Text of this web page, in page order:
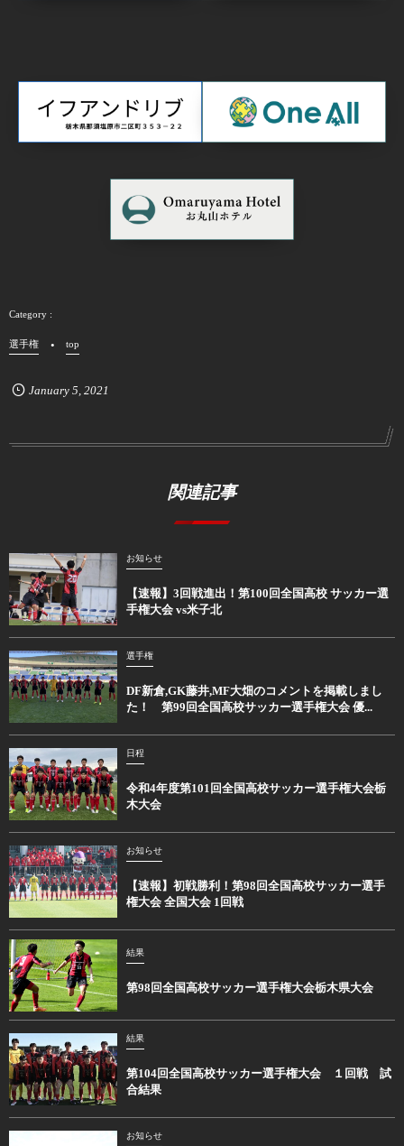
選手権 top
January 5, 2021
関連記事
お知らせ
【速報】3回戦進出！第100回全国高校 サッカー選
手権大会 vs米子北
選手権
DF新倉,GK藤井,MF大畑のコメントを掲載しまし
た！ 第99回全国高校サッカー選手権大会 優...
日程
令和4年度第101回全国高校サッカー選手権大会栃
木大会
お知らせ
【速報】初戦勝利！第98回全国高校サッカー選手
権大会 全国大会 1回戦
結果
第98回全国高校サッカー選手権大会栃木県大会
結果
第104回全国高校サッカー選手権大会 １回戦 試
合結果
お知らせ